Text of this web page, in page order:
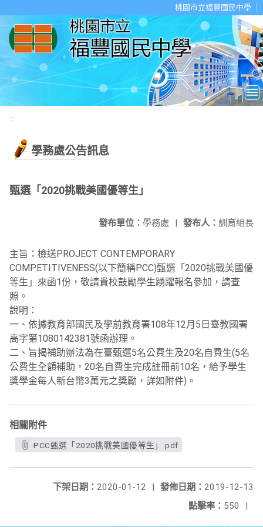
桃園市立福豐國民中學
:::
學務處公告訊息
甄選「2020挑戰美國優等生」
發布人： 訓育組長
發布單位： 學務處 |
主旨：檢送PROJECT CONTEMPORARY
COMPETITIVENESS(以下簡稱PCC)甄選「2020挑戰美國優
等生」來函1份，敬請貴校鼓勵學生踴躍報名參加，請查
照。
說明：
一、依據教育部國民及學前教育署108年12月5日臺教國署
高字第1080142381號函辦理。
二、旨揭補助辦法為在臺甄選5名公費生及20名自費生(5名
公費生全額補助，20名自費生完成註冊前10名，給予學生
獎學金每人新台幣3萬元之獎勵，詳如附件)。
相關附件
PCC甄選「2020挑戰美國優等生」.pdf
發佈日期： 2019-12-13
下架日期： 2020-01-12
|
點擊率： 550 |